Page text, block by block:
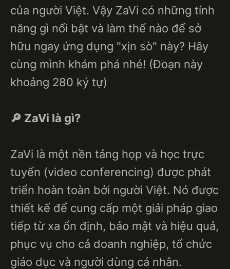
của người Việt. Vậy ZaVi có những tính
năng gì nổi bật và làm thế nào để sở
hữu ngay ứng dụng "xịn sò" này? Hãy
cùng mình khám phá nhé! (Đoạn này
khoảng 280 ký tự)
🔎 ZaVi là gì?
ZaVi là một nền tảng họp và học trực
tuyến (video conferencing) được phát
triển hoàn toàn bởi người Việt. Nó được
thiết kế để cung cấp một giải pháp giao
tiếp từ xa ổn định, bảo mật và hiệu quả,
phục vụ cho cả doanh nghiệp, tổ chức
giáo dục và người dùng cá nhân.